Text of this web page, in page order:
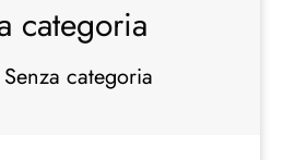
categoria
categoria